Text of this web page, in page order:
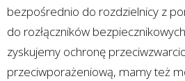
bezpośrednio do rozdzielnicy z
do rozłączników
zyskujemy ochronę
przeciwporażeniową, mamy też